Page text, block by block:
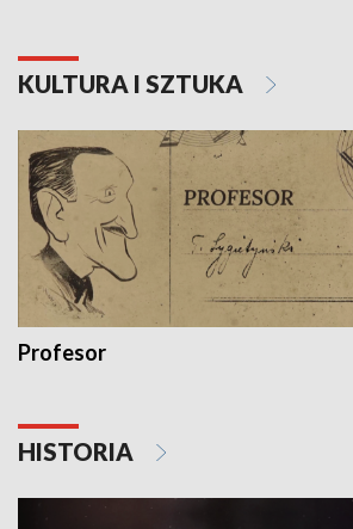
KULTURA I SZTUKA
Profesor
HISTORIA